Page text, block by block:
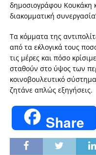
δημοσιογράφου Κουκάκη
διακομματική
Τα κόμματα της
από τα εκ΄λογικά τους
τις μέρες και πόσο
σταθούν στο ύψος των
κοινοβουλευτικό
ζητάνε απλώς εξηγήσεις.
Share